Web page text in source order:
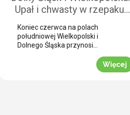
Upał i chwasty w rzepaku.
Jak uratować plon przed
samym wjazdem kombajnu?
Koniec czerwca na polach
południowej Wielkopolski i
Dolnego Śląska przynosi
skrajne emocje (BBCH 80-83).Więcej